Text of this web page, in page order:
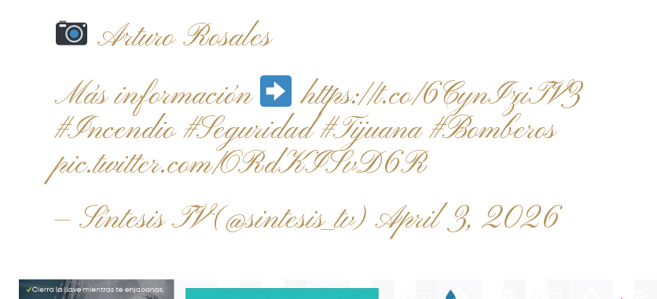
Arturo Rosales
Más información
https://t.co/6CynIziTV3
#Incendio #Seguridad #Tijuana #Bomberos
pic.twitter.com/ORdKISvD6R
— Síntesis TV (@sintesis_tv) April 3, 2026